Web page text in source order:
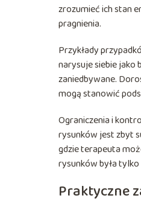
zrozumieć ich stan
pragnienia.
Przykłady
narysuje siebie jako
zaniedbywane.
mogą stanowić
Ograniczenia i
rysunków jest zbyt
gdzie terapeuta
rysunków była
Praktyczne